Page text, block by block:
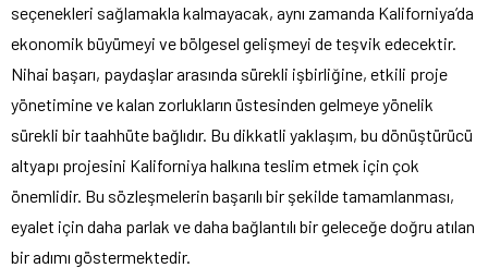
seçenekleri sağlamakla kalmayacak, aynı zamanda Kaliforniya’da
ekonomik büyümeyi ve bölgesel gelişmeyi de teşvik edecektir.
Nihai başarı, paydaşlar arasında sürekli işbirliğine, etkili proje
yönetimine ve kalan zorlukların üstesinden gelmeye yönelik
sürekli bir taahhüte bağlıdır. Bu dikkatli yaklaşım, bu dönüştürücü
altyapı projesini Kaliforniya halkına teslim etmek için çok
önemlidir. Bu sözleşmelerin başarılı bir şekilde tamamlanması,
eyalet için daha parlak ve daha bağlantılı bir geleceğe doğru atılan
bir adımı göstermektedir.